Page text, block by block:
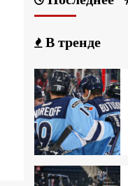
В тренде